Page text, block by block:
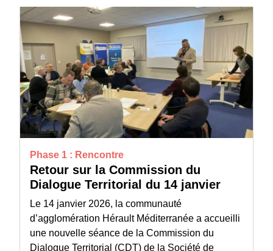
Phase 1 : Rencontre
Retour sur la Commission du
Dialogue Territorial du 14 janvier
Le 14 janvier 2026, la communauté
d’agglomération Hérault Méditerranée a accueilli
une nouvelle séance de la Commission du
Dialogue Territorial (CDT) de la Société de